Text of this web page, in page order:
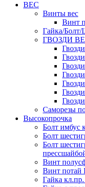
ВЕС
Винты вес
Винт
Гайка/
ГВОЗДИ
Саморезы
Высокопрочка
Болт имбус
Болт
Болт
Винт
Винт потай
Гайка